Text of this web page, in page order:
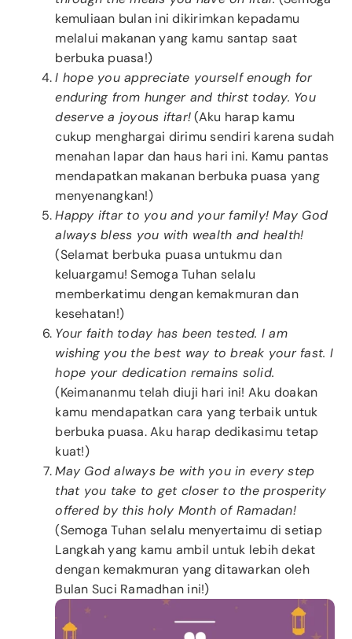
kemuliaan bulan ini dikirimkan kepadamu
melalui makanan yang kamu santap saat
berbuka puasa!)
I hope you appreciate yourself enough for
enduring from hunger and thirst today. You
deserve a joyous iftar!(Aku harap kamu
cukup menghargai dirimu sendiri karena sudah
menahan lapar dan haus hari ini. Kamu pantas
mendapatkan makanan berbuka puasa yang
menyenangkan!)
Happy iftar to you and your family! May God
always bless you with wealth and health!
(Selamat berbuka puasa untukmu dan
keluargamu! Semoga Tuhan selalu
memberkatimu dengan kemakmuran dan
kesehatan!)
Your faith today has been tested. I am
wishing you the best way to break your fast. I
hope your dedication remains solid.
(Keimananmu telah diuji hari ini! Aku doakan
kamu mendapatkan cara yang terbaik untuk
berbuka puasa. Aku harap dedikasimu tetap
kuat!)
May God always be with you in every step
that you take to get closer to the prosperity
offered by this holy Month of Ramadan!
(Semoga Tuhan selalu menyertaimu di setiap
Langkah yang kamu ambil untuk lebih dekat
dengan kemakmuran yang ditawarkan oleh
Bulan Suci Ramadhan ini!)